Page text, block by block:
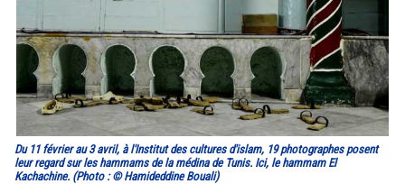
Du 11 février au 3 avril, à l'Institut des cultures d'islam, 19 photographes posent
leur regard sur les hammams de la médina de Tunis. Ici, le hammam El
Kachachine. (Photo : © Hamideddine Bouali)